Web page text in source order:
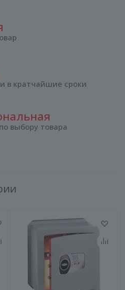
в кратчайшие сроки
выбору товара